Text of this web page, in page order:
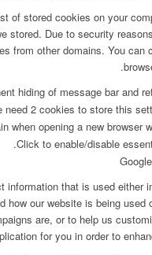
of stored cookies on your
stored. Due to security
from other domains. You can
hiding of message bar and
need 2 cookies to store this
when opening a new browser
Click to enable/disable
information that is used either
how our website is being used
are, or to help us
for you in order to